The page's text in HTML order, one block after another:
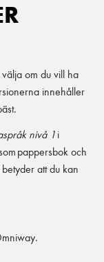
om du vill ha
innehåller
nivå 1 i
pappersbok och
att du kan